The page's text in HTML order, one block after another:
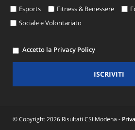
Esports
Fitness & Benessere
Sociale e Volontariato
Accetto la Privacy Policy
ISCRIVITI
© Copyright 2026 Risultati CSI Modena -